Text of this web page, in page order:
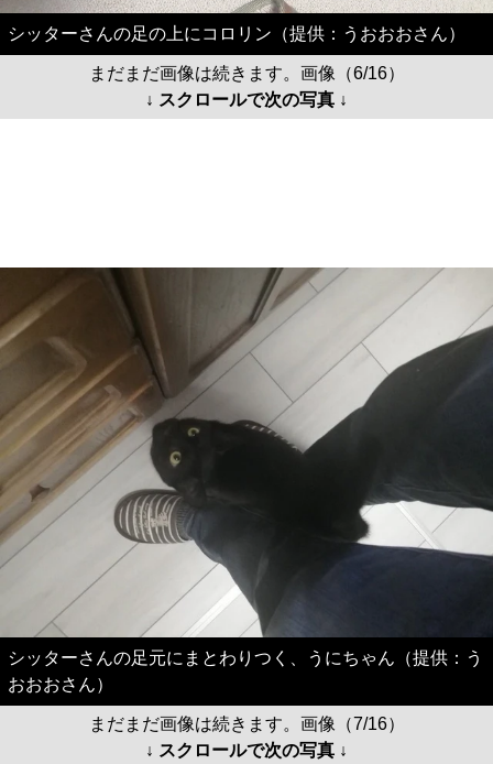
シッターさんの足の上にコロリン（提供：うおおおさん）
まだまだ画像は続きます。画像（6/16）
↓ スクロールで次の写真 ↓
シッターさんの足元にまとわりつく、うにちゃん（提供：う
おおおさん）
まだまだ画像は続きます。画像（7/16）
↓ スクロールで次の写真 ↓